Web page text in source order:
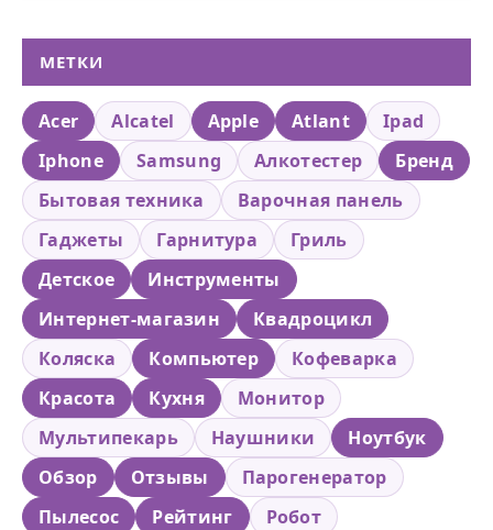
МЕТКИ
Acer Alcatel Apple Atlant
Ipad
Iphone
Samsung Алкотестер
Бренд
Бытовая техника
Варочная панель
Гаджеты
Гарнитура
Гриль
Детское
Инструменты
Интернет-магазин
Квадроцикл
Коляска
Компьютер
Кофеварка
Красота
Кухня
Монитор
Мультипекарь
Наушники
Ноутбук
Обзор
Отзывы
Парогенератор
Пылесос
Рейтинг
Робот